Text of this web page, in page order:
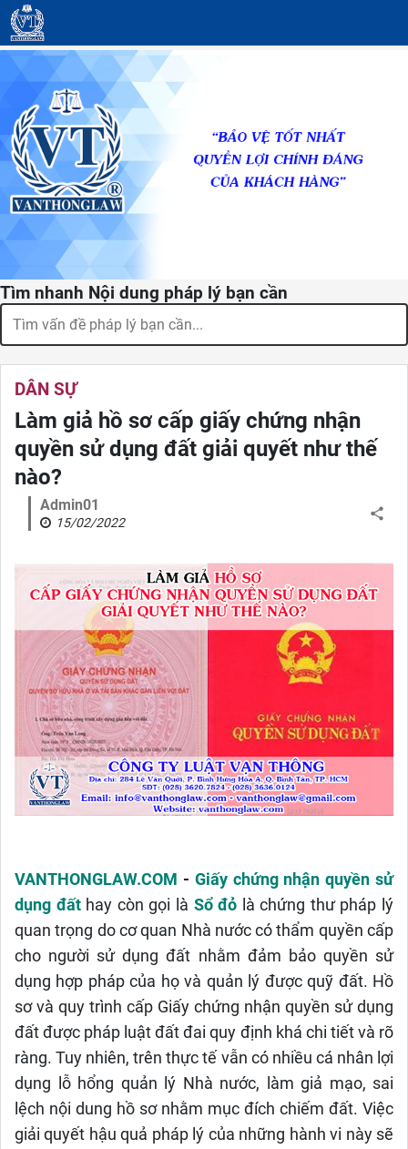
Tìm nhanh Nội dung pháp lý bạn cần
DÂN SỰ
Làm giả hồ sơ cấp giấy chứng nhận
quyền sử dụng đất giải quyết như thế
nào?
Admin01
15/02/2022
VANTHONGLAW.COM - Giấy chứng nhận quyền sử
dụng đất hay còn gọi là Sổ đỏ là chứng thư pháp lý
quan trọng do cơ quan Nhà nước có thẩm quyền cấp
cho người sử dụng đất nhằm đảm bảo quyền sử
dụng hợp pháp của họ và quản lý được quỹ đất. Hồ
sơ và quy trình cấp Giấy chứng nhận quyền sử dụng
đất được pháp luật đất đai quy định khá chi tiết và rõ
ràng. Tuy nhiên, trên thực tế vẫn có nhiều cá nhân lợi
dụng lỗ hổng quản lý Nhà nước, làm giả mạo, sai
lệch nội dung hồ sơ nhằm mục đích chiếm đất. Việc
giải quyết hậu quả pháp lý của những hành vi này sẽ